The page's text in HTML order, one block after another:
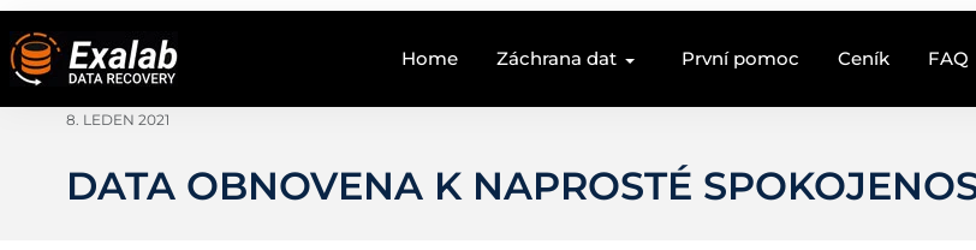
Home Záchrana dat První pomoc Ceník FAQ
8. LEDEN 2021
DATA OBNOVENA K NAPROSTÉ